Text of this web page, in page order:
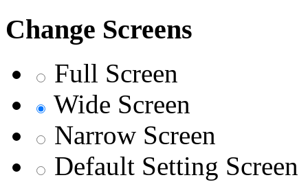
Change Screens
Full Screen
Wide Screen
Narrow Screen
Default Setting Screen